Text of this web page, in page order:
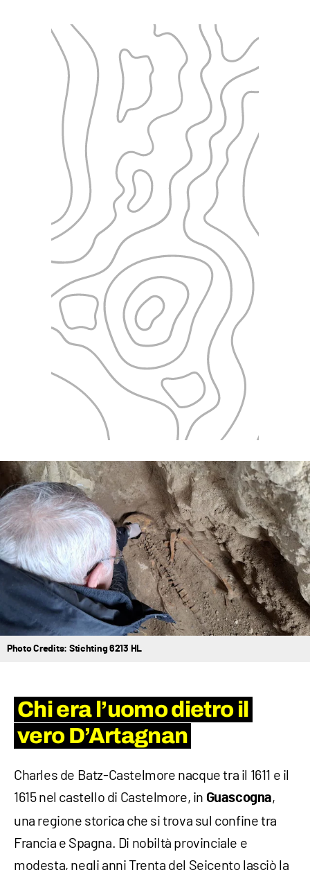
Photo Credits: Stichting 6213 HL
Chi era l’uomo dietro il
vero D’Artagnan
Charles de Batz-Castelmore nacque tra il 1611 e il
1615 nel castello di Castelmore, in Guascogna,
una regione storica che si trova sul confine tra
Francia e Spagna. Di nobiltà provinciale e
modesta, negli anni Trenta del Seicento lasciò la